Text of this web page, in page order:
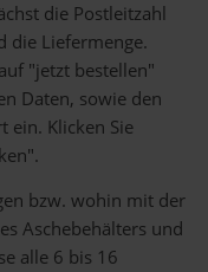
die Postleitzahl
die Liefermenge.
"jetzt bestellen"
Daten, sowie den
ein. Klicken Sie
bzw. wohin mit der
Aschebehälters und
alle 6 bis 16